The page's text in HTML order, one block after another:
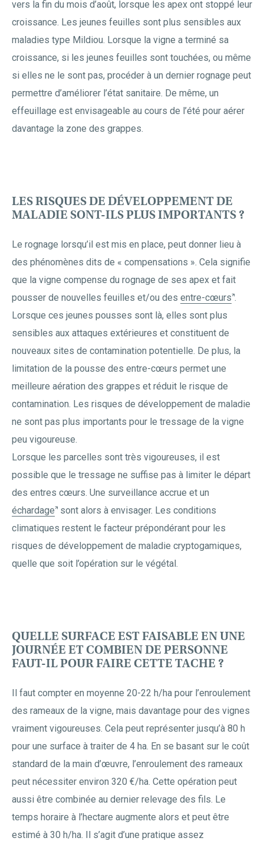
vers la fin du mois d’août, lorsque les apex ont stoppé leur
croissance. Les jeunes feuilles sont plus sensibles aux
maladies type Mildiou. Lorsque la vigne a terminé sa
croissance, si les jeunes feuilles sont touchées, ou même
si elles ne le sont pas, procéder à un dernier rognage peut
permettre d’améliorer l’état sanitaire. De même, un
effeuillage est envisageable au cours de l’été pour aérer
davantage la zone des grappes.
LES RISQUES DE DÉVELOPPEMENT DE
MALADIE SONT-ILS PLUS IMPORTANTS ?
Le rognage lorsqu’il est mis en place, peut donner lieu à
des phénomènes dits de « compensations ». Cela signifie
que la vigne compense du rognage de ses apex et fait
pousser de nouvelles feuilles et/ou des entre-cœurs .
Lorsque ces jeunes pousses sont là, elles sont plus
sensibles aux attaques extérieures et constituent de
nouveaux sites de contamination potentielle. De plus, la
limitation de la pousse des entre-cœurs permet une
meilleure aération des grappes et réduit le risque de
contamination. Les risques de développement de maladie
ne sont pas plus importants pour le tressage de la vigne
peu vigoureuse.
Lorsque les parcelles sont très vigoureuses, il est
possible que le tressage ne suffise pas à limiter le départ
des entres cœurs. Une surveillance accrue et un
échardage sont alors à envisager. Les conditions
climatiques restent le facteur prépondérant pour les
risques de développement de maladie cryptogamiques,
quelle que soit l’opération sur le végétal.
QUELLE SURFACE EST FAISABLE EN UNE
JOURNÉE ET COMBIEN DE PERSONNE
FAUT-IL POUR FAIRE CETTE TACHE ?
Il faut compter en moyenne 20-22 h/ha pour l’enroulement
des rameaux de la vigne, mais davantage pour des vignes
vraiment vigoureuses. Cela peut représenter jusqu’à 80 h
pour une surface à traiter de 4 ha. En se basant sur le coût
standard de la main d’œuvre, l’enroulement des rameaux
peut nécessiter environ 320 €/ha. Cette opération peut
aussi être combinée au dernier relevage des fils. Le
temps horaire à l’hectare augmente alors et peut être
estimé à 30 h/ha. Il s’agit d’une pratique assez